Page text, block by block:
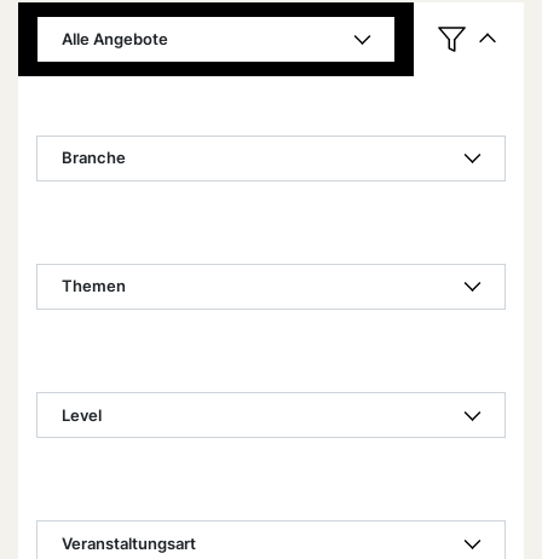
Alle Angebote
Branche
Themen
Level
Veranstaltungsart